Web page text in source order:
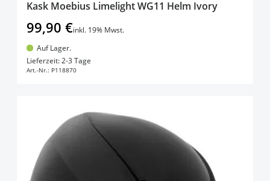
Kask Moebius Limelight WG11 Helm Ivory
99,90 €inkl. 19% Mwst.
Auf Lager.
Lieferzeit: 2-3 Tage
Art.-Nr.: P118870